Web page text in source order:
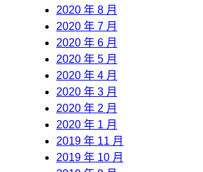
2020 年 8 月
2020 年 7 月
2020 年 6 月
2020 年 5 月
2020 年 4 月
2020 年 3 月
2020 年 2 月
2020 年 1 月
2019 年 11 月
2019 年 10 月